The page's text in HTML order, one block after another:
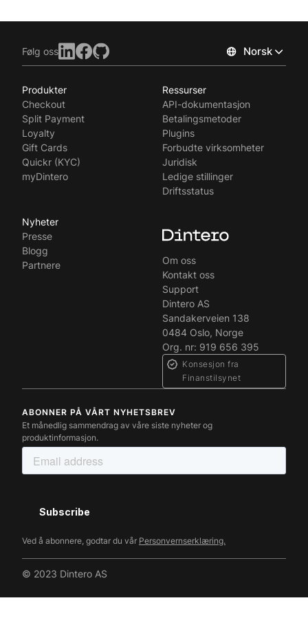
Følg oss Norsk
Produkter
Checkout
Split Payment
Loyalty
Gift Cards
Quickr (KYC)
myDintero
Ressurser
API-dokumentasjon
Betalingsmetoder
Plugins
Forbudte virksomheter
Juridisk
Ledige stillinger
Driftsstatus
Nyheter
Presse
Blogg
Partnere
Om oss
Kontakt oss
Support
Dintero AS
Sandakerveien 138
0484 Oslo, Norge
Org. nr: 919 656 395
Konsesjon fra
Finanstilsynet
ABONNER PÅ VÅRT NYHETSBREV
Et månedlig sammendrag av våre siste nyheter og
produktinformasjon.
Ved å abonnere, godtar du vår Personvernserklæring.
© 2023 Dintero AS